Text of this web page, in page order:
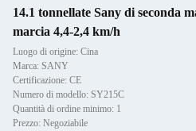
14.1 tonnellate Sany di seconda
marcia 4,4-2,4 km/h
Luogo di origine: Cina
Marca: SANY
Certificazione: CE
Numero di modello: SY215C
Quantità di ordine minimo: 1
Prezzo: Negoziabile